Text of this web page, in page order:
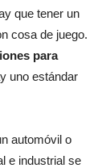
que tener un
cosa de juego.
para
uno estándar
automóvil o
e industrial se